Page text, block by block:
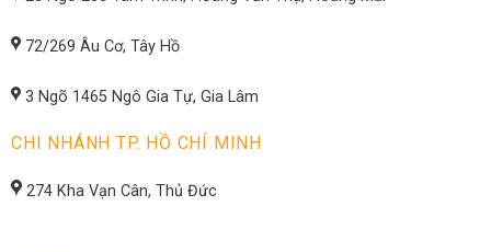
72/269 Âu Cơ, Tây Hồ
3 Ngõ 1465 Ngô Gia Tự, Gia Lâm
CHI NHÁNH TP. HỒ CHÍ MINH
274 Kha Vạn Cân, Thủ Đức